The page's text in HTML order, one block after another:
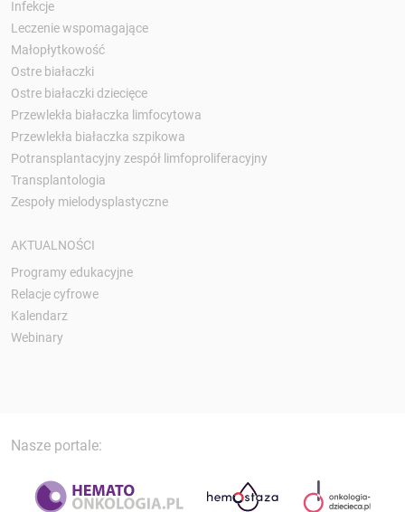
Infekcje
Leczenie wspomagające
Małopłytkowość
Ostre białaczki
Ostre białaczki dziecięce
Przewlekła białaczka limfocytowa
Przewlekła białaczka szpikowa
Potransplantacyjny zespół limfoproliferacyjny
Transplantologia
Zespoły mielodysplastyczne
AKTUALNOŚCI
Programy edukacyjne
Relacje cyfrowe
Kalendarz
Webinary
Nasze portale: